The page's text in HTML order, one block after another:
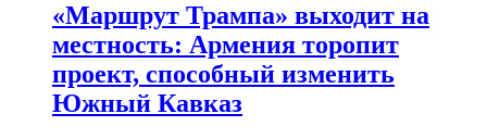
«Маршрут Трампа» выходит на
местность: Армения торопит
проект, способный изменить
Южный Кавказ